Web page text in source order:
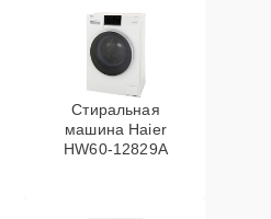
Стиральная
машина Haier
HW60-12829A